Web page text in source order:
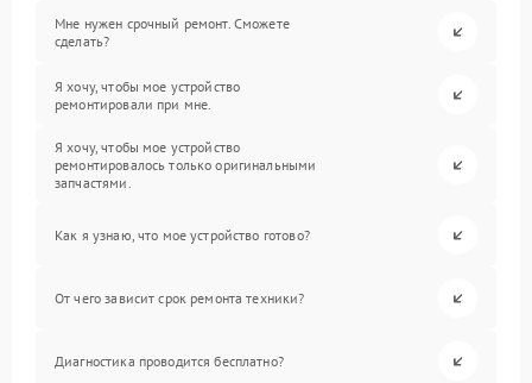
Мне нужен срочный ремонт. Сможете
сделать?
Я хочу, чтобы мое устройство
ремонтировали при мне.
Я хочу, чтобы мое устройство
ремонтировалось только оригинальными
запчастями.
Как я узнаю, что мое устройство готово?
От чего зависит срок ремонта техники?
Диагностика проводится бесплатно?